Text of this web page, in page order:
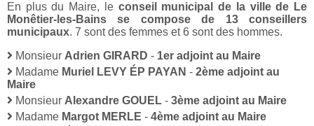
En plus du Maire, le conseil municipal de la ville de Le
Monêtier-les-Bains se compose de 13 conseillers
municipaux. 7 sont des femmes et 6 sont des hommes.
Monsieur Adrien GIRARD - 1er adjoint au Maire
Madame Muriel LEVY ÉP PAYAN - 2ème adjoint au
Maire
Monsieur Alexandre GOUEL - 3ème adjoint au Maire
Madame Margot MERLE - 4ème adjoint au Maire